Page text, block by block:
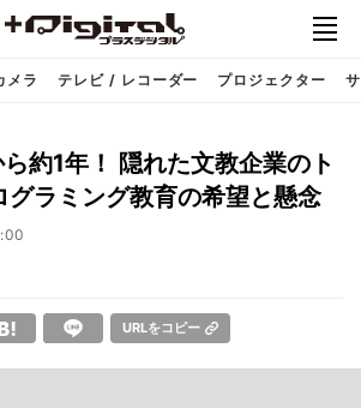
メラ テレビ / レコーダー プロジェクター
約1年！ 隠れた文教企業のト
グラミング教育の希望と懸念
URLをコピー